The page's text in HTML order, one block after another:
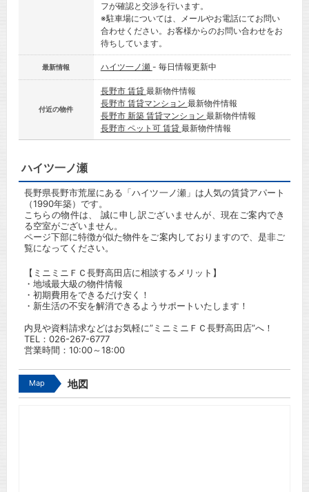
フが確認と交渉を行います。
※駐車場については、メールやお電話にてお問い
合わせください。お客様からのお問い合わせをお
待ちしています。
最新情報 ハイツ一ノ瀬 - 毎日情報更新中
付近の物件
長野市 賃貸 最新物件情報
長野市 賃貸マンション 最新物件情報
長野市 新築 賃貸マンション 最新物件情報
長野市 ペット可 賃貸 最新物件情報
ハイツ一ノ瀬
長野県長野市荒屋にある「ハイツ一ノ瀬」は人気の賃貸アパート
（1990年築）です。
こちらの物件は、 誠に申し訳ございませんが、現在ご案内でき
る空室がございません。
ページ下部に特徴が似た物件をご案内しておりますので、是非ご
覧になってください。
【ミニミニＦＣ長野高田店に相談するメリット】
・地域最大級の物件情報
・初期費用をできるだけ安く！
・新生活の不安を解消できるようサポートいたします！
内見や資料請求などはお気軽に”ミニミニＦＣ長野高田店”へ！
TEL： 026-267-6777
営業時間：10:00～18:00
Map 地図